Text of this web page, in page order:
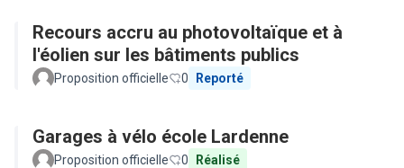
Recours accru au photovoltaïque et à
l'éolien sur les bâtiments publics
Proposition officielle 0 Reporté
Garages à vélo école Lardenne
Proposition officielle 0 Réalisé